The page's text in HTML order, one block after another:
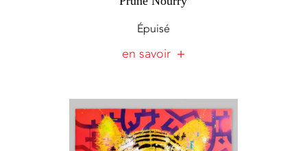
Épuisé
en savoir